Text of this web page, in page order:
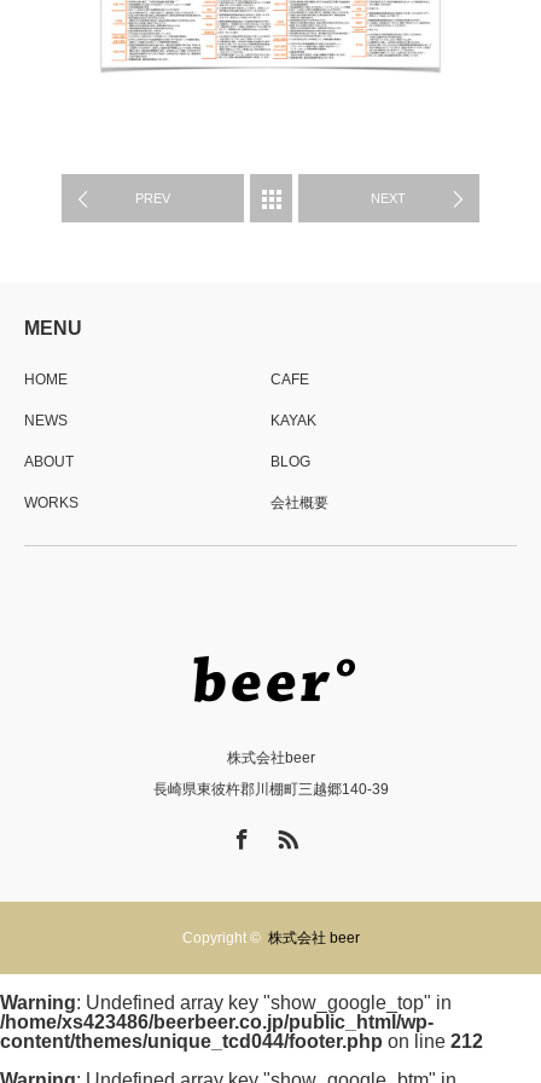
PREV
WORK NEXT
MENU
HOME
NEWS
ABOUT
WORKS
CAFE
KAYAK
BLOG
会社概要
株式会社beer
長崎県東彼杵郡川棚町三越郷140-39
Copyright © 株式会社 beer
Warning: Undefined array key "show_google_top" in
/home/xs423486/beerbeer.co.jp/public_html/wp-
content/themes/unique_tcd044/footer.php on line 212